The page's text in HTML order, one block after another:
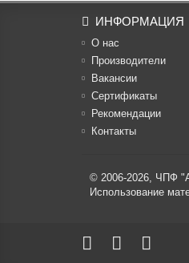
ИНФОРМАЦИЯ
О нас
Производители
Вакансии
Cертификаты
Рекомендации
Контакты
© 2006-2026, ЧПФ
Использование